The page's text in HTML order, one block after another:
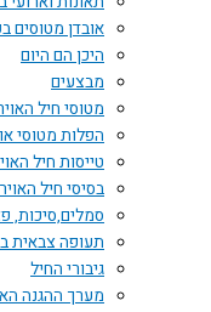
אובדן מטוסים
היכן הם היום
מבצעים
מטוסי חיל
הפלות מטוסי
טייסות חיל
בסיסי חיל האויר
סמלים,סיכות,
תעופה צבאית
גיבורי החיל
מערך ההגנה